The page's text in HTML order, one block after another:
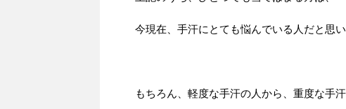
今現在、手汗にとても悩んでいる人だと思い
もちろん、軽度な手汗の人から、重度な手